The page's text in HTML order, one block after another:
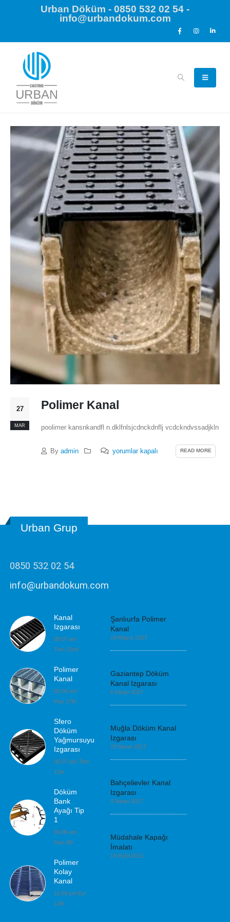
Urban Döküm - 0850 532 02 54 -
info@urbandokum.com
27
MAR
Polimer Kanal
poolimer kansnkandfl n.dklfnlsjcdnckdnflj vcdckndvssadjkln
By admin yorumlar kapalı READ MORE
Urban Grup
0850 532 02 54
info@urbandokum.com
Şanlıurfa Polimer
Kanal
19 Mayıs 2017
Gaziantep Döküm
Kanal Izgarası
6 Nisan 2017
Muğla Döküm Kanal
Izgarası
23 Nisan 2017
Bahçelievler Kanal
Izgarası
4 Nisan 2017
Müdahale Kapağı
İmalatı
19 Eylül 2021
Kanal
Izgarası
08:07 pm
Tem 22nd
Polimer
Kanal
05:06 am
Haz 27th
Sfero
Döküm
Yağmursuyu
Izgarası
06:07 pm Tem
11th
Döküm
Bank
Ayağı Tip
1
06:06 am
Haz 6th
Polimer
Kolay
Kanal
11:09 pm Eyl
13th